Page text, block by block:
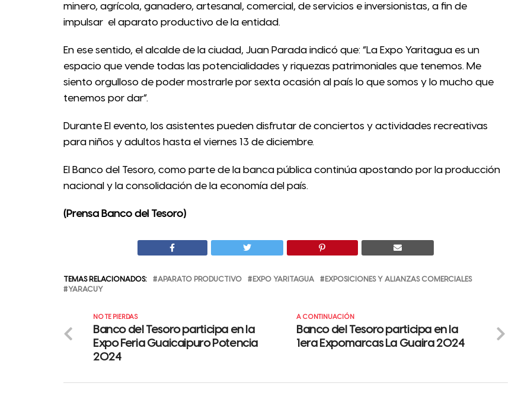
minero, agrícola, ganadero, artesanal, comercial, de servicios e inversionistas, a fin de
impulsar el aparato productivo de la entidad.
En ese sentido, el alcalde de la ciudad, Juan Parada indicó que: “La Expo Yaritagua es un
espacio que vende todas las potencialidades y riquezas patrimoniales que tenemos. Me
siento orgulloso de poder mostrarle por sexta ocasión al país lo que somos y lo mucho que
tenemos por dar”.
Durante El evento, los asistentes pueden disfrutar de conciertos y actividades recreativas
para niños y adultos hasta el viernes 13 de diciembre.
El Banco del Tesoro, como parte de la banca pública continúa apostando por la producción
nacional y la consolidación de la economía del país.
(Prensa Banco del Tesoro)
TEMAS RELACIONADOS: APARATO PRODUCTIVO EXPO YARITAGUA
EXPOSICIONES Y ALIANZAS COMERCIALES
YARACUY
A CONTINUACIÓN
Banco del Tesoro participa en la
1era Expomarcas La Guaira 2024
NO TE PIERDAS
Banco del Tesoro participa en la
Expo Feria Guaicaipuro Potencia
2024